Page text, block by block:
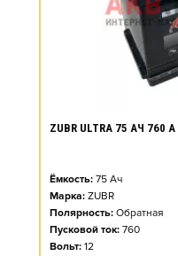
ZUBR ULTRA 75 АЧ 760
Ёмкость: 75 Ач
Марка: ZUBR
Полярность: Обратная
Пусковой ток: 760
Вольт: 12